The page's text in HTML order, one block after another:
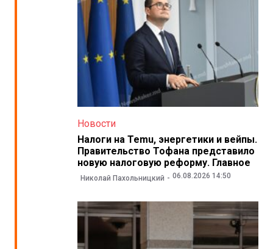
Новости
Налоги на Temu, энергетики и вейпы.
Правительство Тофана представило
новую налоговую реформу. Главное
Николай Пахольницкий 06.08.2026 14:50